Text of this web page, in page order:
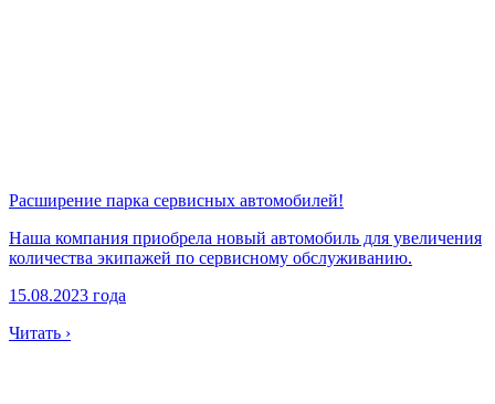
Расширение парка сервисных автомобилей!
Наша компания приобрела новый автомобиль для увеличения
количества экипажей по сервисному обслуживанию.
15.08.2023 года
Читать ›